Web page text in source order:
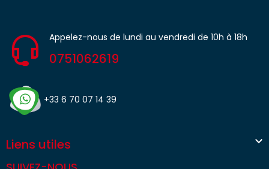
Appelez-nous de lundi au vendredi de 10h à 18h
0751062619
+33 6 70 07 14 39
Liens utiles 